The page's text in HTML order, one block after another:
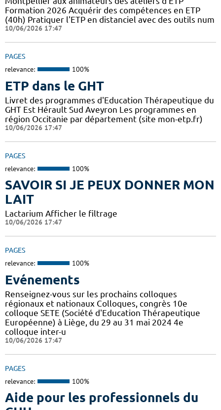
Formation 2026 Acquérir des compétences en ETP
(40h) Pratiquer l'ETP en distanciel avec des outils num
10/06/2026 17:47
PAGES
relevance: 100%
ETP dans le GHT
Livret des programmes d'Education Thérapeutique du
GHT Est Hérault Sud Aveyron Les programmes en
région Occitanie par département (site mon-etp.fr)
10/06/2026 17:47
PAGES
relevance: 100%
SAVOIR SI JE PEUX DONNER MON
LAIT
Lactarium Afficher le filtrage
10/06/2026 17:47
PAGES
relevance: 100%
Evénements
Renseignez-vous sur les prochains colloques
régionaux et nationaux Colloques, congrès 10e
colloque SETE (Société d'Education Thérapeutique
Européenne) à Liège, du 29 au 31 mai 2024 4e
colloque inter-u
10/06/2026 17:47
PAGES
relevance: 100%
Aide pour les professionnels du